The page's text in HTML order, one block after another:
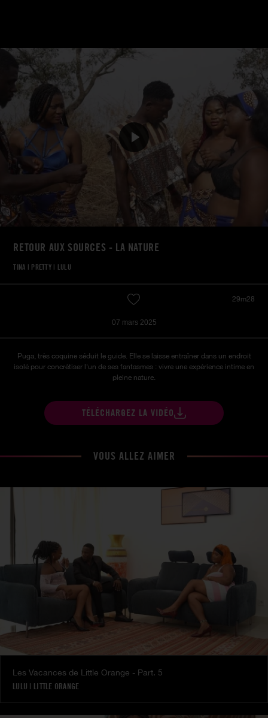
RETOUR AUX SOURCES - LA NATURE
TINA | PRETTY | LULU
29m28
07 mars 2025
Puga, très coquine séduit le guide. Elle se laisse entraîner dans un endroit
isolé pour concrétiser l'un de ses fantasmes : vivre une expérience intime en
pleine nature.
TÉLÉCHARGEZ LA VIDÉO
VOUS ALLEZ AIMER
Les Vacances de Little Orange - Part. 5
LULU | LITTLE ORANGE